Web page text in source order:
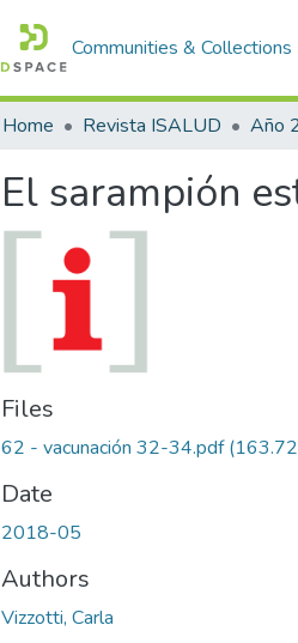
Communities & Collections
Home Revista ISALUD Año
El sarampión
Files
62 - vacunación 32-34.pdf(163.72
Date
2018-05
Authors
Vizzotti, Carla